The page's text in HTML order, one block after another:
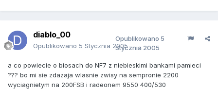
diablo_00
Opublikowano 5 Stycznia 2005
Opublikowano 5
Stycznia 2005
a co powiecie o biosach do NF7 z niebieskimi bankami pamieci
??? bo mi sie zdazaja wlasnie zwisy na sempronie 2200
wyciagnietym na 200FSB i radeonem 9550 400/530